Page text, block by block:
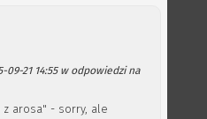
09-21 14:55 w odpowiedzi na
z arosa" - sorry, ale